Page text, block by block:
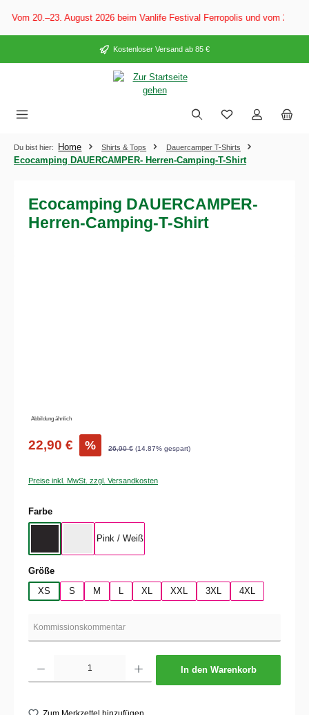
springen
20.–23. August 2026 beim Vanlife Festival Ferropolis und vom 28.
Kostenloser Versand ab 85 €
Du bist hier: Home Shirts & Tops Dauercamper T-Shirts
Ecocamping DAUERCAMPER- Herren-Camping-T-Shirt
Ecocamping DAUERCAMPER-
Herren-Camping-T-Shirt
Abbildung ähnlich
22,90 € % 26,90 € (14.87% gespart)
Preise inkl. MwSt. zzgl. Versandkosten
Farbeauswählen
Schwarz / WeißWeiß / Schwarz
Pink / Weiß
Größeauswählen
XS
S M XL XXL 3XL 4XL
In den Warenkorb